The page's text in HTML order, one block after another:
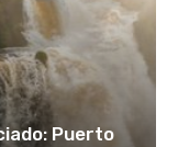
Puerto